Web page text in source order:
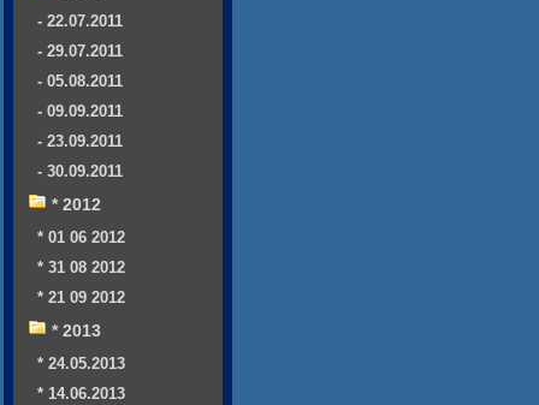
- 22.07.2011
- 29.07.2011
- 05.08.2011
- 09.09.2011
- 23.09.2011
- 30.09.2011
* 2012
* 01 06 2012
* 31 08 2012
* 21 09 2012
* 2013
* 24.05.2013
* 14.06.2013